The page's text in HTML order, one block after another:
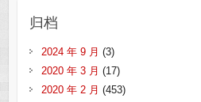
归档
2024 年 9 月 (3)
2020 年 3 月 (17)
2020 年 2 月 (453)